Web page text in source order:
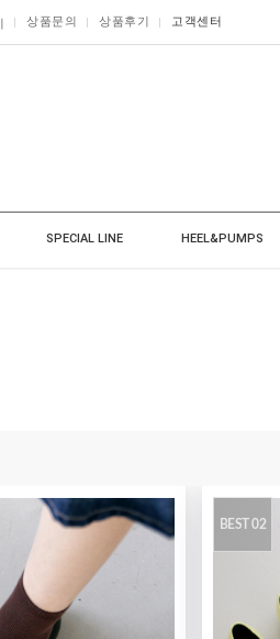
상품문의 상품후기 고객센터
SPECIAL LINE HEEL&PUMPS
BEST 02